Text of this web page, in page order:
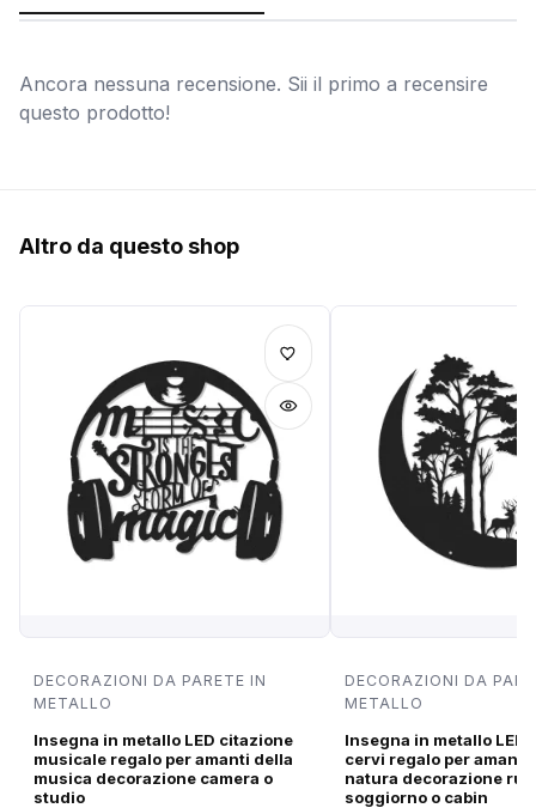
Ancora nessuna recensione. Sii il primo a recensire
questo prodotto!
Altro da questo shop
DECORAZIONI DA PARETE IN
METALLO
Insegna in metallo LED citazione
musicale regalo per amanti della
musica decorazione camera o
studio
DECORAZIONI DA
METALLO
Insegna in metallo LED
cervi regalo per amanti
natura decorazione
soggiorno o cabin